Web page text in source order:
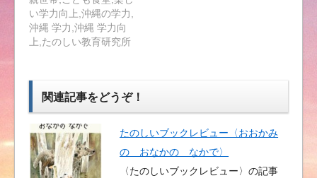
い学力向上,沖縄の学力,
沖縄 学力,沖縄 学力向
上,たのしい教育研究所
関連記事をどうぞ！
たのしいブックレビュー〈おおかみ
の おなかの なかで〉
〈たのしいブックレビュー〉の記事